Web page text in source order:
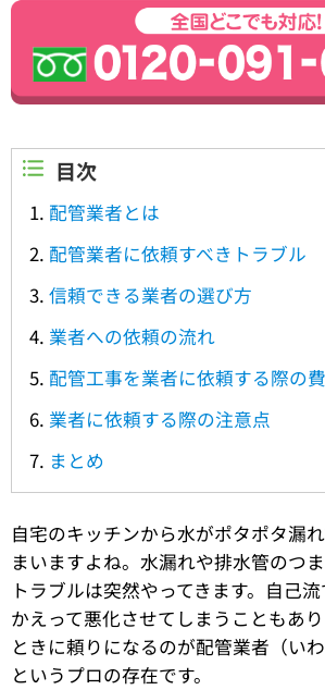
目次
配管業者とは
配管業者に依頼すべきトラブル
信頼できる業者の選び方
業者への依頼の流れ
配管工事を業者に依頼する際の
業者に依頼する際の注意点
まとめ
自宅のキッチンから水がポタポタ漏
まいますよね。水漏れや排水管のつ
トラブルは突然やってきます。自己
かえって悪化させてしまうこともあ
ときに頼りになるのが配管業者（いわ
というプロの存在です。